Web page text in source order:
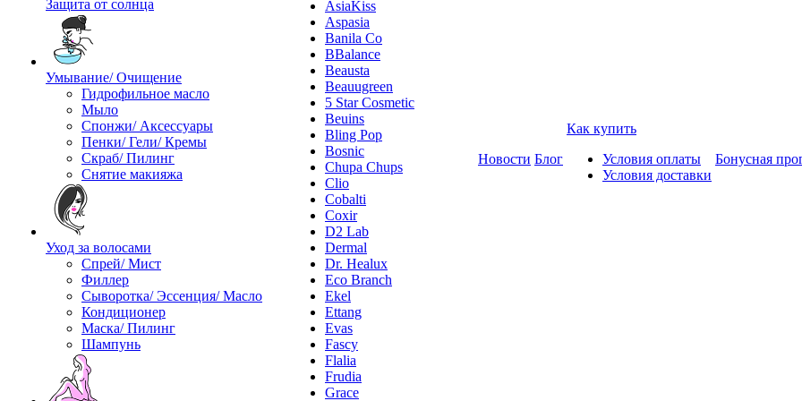
Защита от солнца
Умывание/ Очищение
Гидрофильное масло
Мыло
Спонжи/ Аксессуары
Пенки/ Гели/ Кремы
Скраб/ Пилинг
Снятие макияжа
Уход за волосами
Спрей/ Мист
Филлер
Сыворотка/ Эссенция/ Масло
Кондиционер
Маска/ Пилинг
Шампунь
AsiaKiss
Aspasia
Banila Co
BBalance
Beausta
Beauugreen
5 Star Cosmetic
Beuins
Bling Pop
Bosnic
Chupa Chups
Clio
Cobalti
Coxir
D2 Lab
Dermal
Dr. Healux
Eco Branch
Ekel
Ettang
Evas
Fascy
Flalia
Frudia
Grace
Новости Блог
Как купить
Условия оплаты
Условия доставки
Бонусная